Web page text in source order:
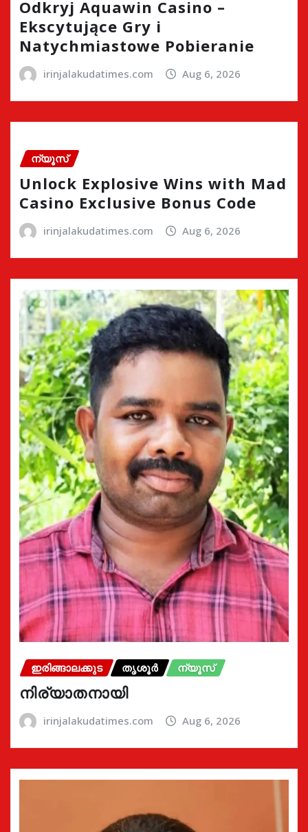
Odkryj Aquawin Casino –
Ekscytujące Gry i
Natychmiastowe Pobieranie
irinjalakudatimes.com Aug 6, 2026
ന്യൂസ്
Unlock Explosive Wins with Mad
Casino Exclusive Bonus Code
irinjalakudatimes.com Aug 6, 2026
ഇരിങ്ങാലക്കുട തൃശൂർ ന്യൂസ്
നിര്യാതനായി
irinjalakudatimes.com Aug 6, 2026